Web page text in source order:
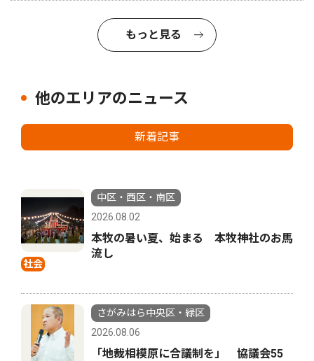
もっと見る
他のエリアのニュース
新着記事
社会
中区・西区・南区
2026.08.02
本牧の暑い夏、始まる 本牧神社のお馬
流し
さがみはら中央区・緑区
2026.08.06
「地裁相模原に合議制を」 協議会55